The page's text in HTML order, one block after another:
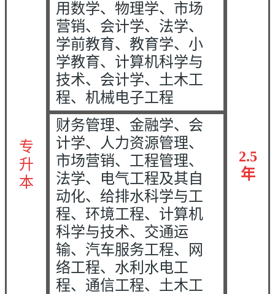
专
升
本
2.5
年
用数学、物理学、市场
营销、会计学、法学、
学前教育、教育学、小
学教育、计算机科学与
技术、会计学、土木工
程、机械电子工程
财务管理、金融学、会
计学、人力资源管理、
市场营销、工程管理、
法学、电气工程及其自
动化、给排水科学与工
程、环境工程、计算机
科学与技术、交通运
输、汽车服务工程、网
络工程、水利水电工
程、通信工程、土木工